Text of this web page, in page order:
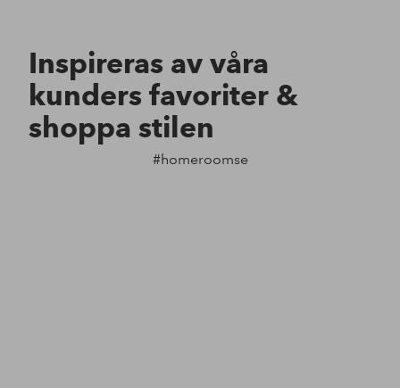
Inspireras av våra
kunders favoriter &
shoppa stilen
#homeroomse